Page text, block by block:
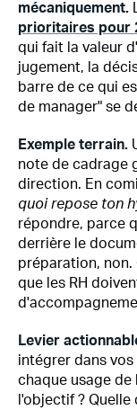
mécaniquement.
prioritaires pour
qui fait la valeur
jugement, la
barre de ce qui
de manager" se
Exemple terrain.
note de cadrage
direction. En
quoi repose ton
répondre, parce
derrière le
préparation,
que les RH
Levier
intégrer dans
chaque usage de
l'objectif ?